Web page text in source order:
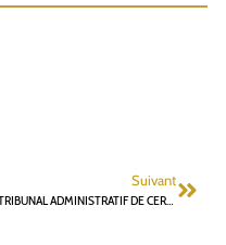
Suivant
LE TRIBUNAL ADMINISTRATIF DE CERGY PONTOISE CONSTATE LA MAUVAISE FOI DE L. VASTEL